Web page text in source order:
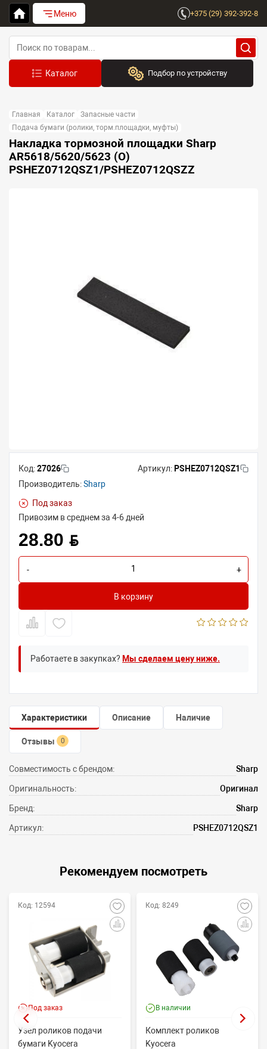
Меню +375 (29) 392-392-8
Подбор по устройству
Выберите бренд
Устройство:
Сначала выберите бренд
Главная Каталог
Запасные части
Подача бумаги (ролики, торм.площадки, муфты)
Накладка тормозной площадки Sharp
AR5618/5620/5623 (O)
PSHEZ0712QSZ1/PSHEZ0712QSZZ
Код:27026 Артикул: PSHEZ0712QSZ1
Производитель:Sharp
Под заказ
Привозим в среднем за 4-6 дней
28.80 BYN
- +
В корзину
Работаете в закупках? Мы сделаем цену ниже.
Характеристики Описание Наличие
Отзывы 0
Совместимость с брендом: Sharp
Оригинальность: Оригинал
Бренд: Sharp
Артикул: PSHEZ0712QSZ1
Рекомендуем посмотреть
Код: 12594
Под заказ
Узел роликов подачи
бумаги Kyocera
Код: 8249
В наличии
Комплект роликов
Kyocera